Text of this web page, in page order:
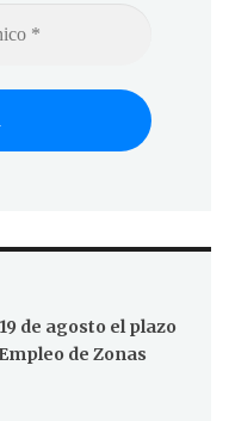
de agosto el plazo
de Zonas